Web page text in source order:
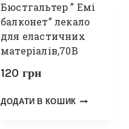
Бюстгальтер ” Емі
балконет” лекало
для еластичних
матеріалів,70В
120 грн
ДОДАТИ В КОШИК